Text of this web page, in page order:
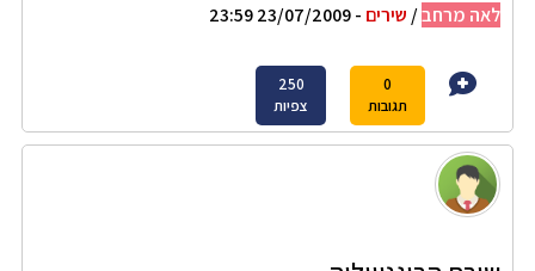
לאה מרחב/ שירים - 23/07/2009 23:59
0
תגובות
250
צפיות